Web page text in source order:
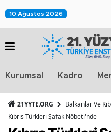
10 Ağustos 2026
Kurumsal Kadro
21YYTE.ORG
Balkanlar Ve
Kıbrıs Türkleri Şafak Nöbeti'nde